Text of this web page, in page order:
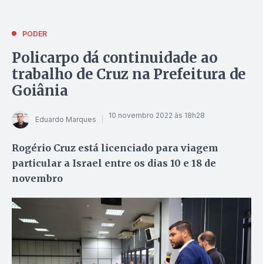
PODER
Policarpo dá continuidade ao
trabalho de Cruz na Prefeitura de
Goiânia
Eduardo Marques 10 novembro 2022 às 18h28
Rogério Cruz está licenciado para viagem
particular a Israel entre os dias 10 e 18 de
novembro